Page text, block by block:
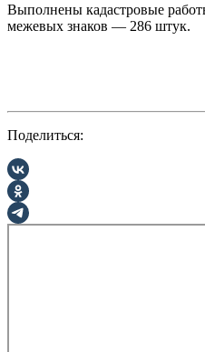
Выполнены кадастровые
межевых знаков — 286 штук.
Поделиться: